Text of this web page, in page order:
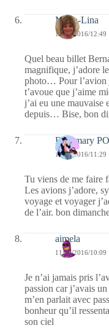
Maria-Lina
11/09/2016/12:49
Quel beau billet
magnifique, j’adore
photo… Pour l’avion
t’avoue que j’aime
j’ai eu une mauvaise
depuis… Bise, bon
Fabymary
11/09/2016/11:29
Tu viens de me faire
Les avions j’adore,
voyage et voyager
de l’air. bon
aimela
11/09/2016/10:09
Je n’ai jamais pris
passion car j’avais
m’en parlait avec
bonheur qu’il
son ciel